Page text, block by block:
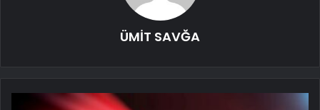
ÜMİT SAVĞA